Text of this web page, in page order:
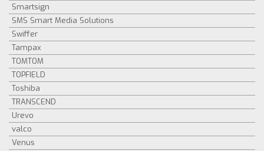
Smartsign
SMS Smart Media Solutions
Swiffer
Tampax
TOMTOM
TOPFIELD
Toshiba
TRANSCEND
Urevo
valco
Venus